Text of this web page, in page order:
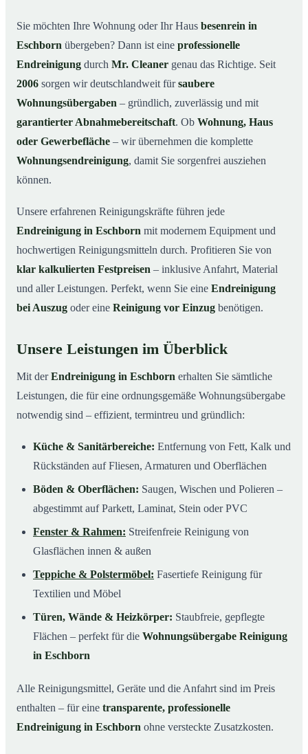
03Warum Mr. Cleaner in Eschborn?
04So läuft die Endreinigung in Eschborn ab
05Typische Anlässe für eine Endreinigung
07Jetzt Angebot anfordern
08So sieht eine professionelle Endreinigung in
Sie möchten Ihre Wohnung oder Ihr Haus besenrein in
Eschborn übergeben? Dann ist eine professionelle
Endreinigung durch Mr. Cleaner genau das Richtige. Seit
2006 sorgen wir deutschlandweit fürsaubere
Wohnungsübergaben – gründlich, zuverlässig und mit
garantierter Abnahmebereitschaft. Ob Wohnung, Haus
oder Gewerbefläche – wir übernehmen die komplette
Wohnungsendreinigung, damit Sie sorgenfrei ausziehen
können.
Unsere erfahrenen Reinigungskräfte führen jede
Endreinigung in Eschborn mit modernem Equipment und
hochwertigen Reinigungsmitteln durch. Profitieren Sie von
klar kalkulierten Festpreisen – inklusive Anfahrt, Material
und aller Leistungen. Perfekt, wenn Sie eine Endreinigung
bei Auszug oder eine Reinigung vor Einzug benötigen.
Unsere Leistungen im Überblick
Mit derEndreinigung in Eschborn erhalten Sie sämtliche
Leistungen, die für eine ordnungsgemäße Wohnungsübergabe
notwendig sind – effizient, termintreu und gründlich:
Küche & Sanitärbereiche: Entfernung von Fett, Kalk und
Rückständen auf Fliesen, Armaturen und Oberflächen
Böden & Oberflächen: Saugen, Wischen und Polieren –
abgestimmt auf Parkett, Laminat, Stein oder PVC
Fenster & Rahmen: Streifenfreie Reinigung von
Glasflächen innen & außen
Teppiche & Polstermöbel: Fasertiefe Reinigung für
Textilien und Möbel
Türen, Wände & Heizkörper: Staubfreie, gepflegte
Flächen – perfekt für die Wohnungsübergabe Reinigung
in Eschborn
Alle Reinigungsmittel, Geräte und die Anfahrt sind im Preis
enthalten – für eine transparente, professionelle
Endreinigung in Eschborn ohne versteckte Zusatzkosten.